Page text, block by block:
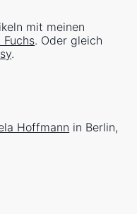
mit meinen
Fuchs. Oder gleich
.
Hoffmann in Berlin,